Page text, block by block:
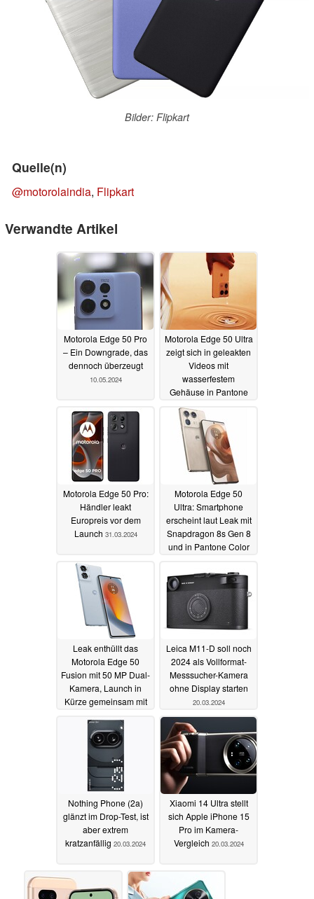
Bilder: Flipkart
Quelle(n)
@motorolaindia, Flipkart
Verwandte Artikel
Motorola Edge 50 Pro
– Ein Downgrade, das
dennoch überzeugt
10.05.2024
Motorola Edge 50 Ultra
zeigt sich in geleakten
Videos mit
wasserfestem
Gehäuse in Pantone
Peach Fuzz
Motorola Edge 50 Pro:
Händler leakt
Europreis vor dem
Launch 31.03.2024
Motorola Edge 50
Ultra: Smartphone
erscheint laut Leak mit
Snapdragon 8s Gen 8
und in Pantone Color
Leak enthüllt das
Motorola Edge 50
Fusion mit 50 MP Dual-
Kamera, Launch in
Kürze gemeinsam mit
25.03.2024
Leica M11-D soll noch
2024 als Vollformat-
Messsucher-Kamera
ohne Display starten
20.03.2024
Nothing Phone (2a)
glänzt im Drop-Test, ist
aber extrem
kratzanfällig 20.03.2024
Xiaomi 14 Ultra stellt
sich Apple iPhone 15
Pro im Kamera-
Vergleich 20.03.2024